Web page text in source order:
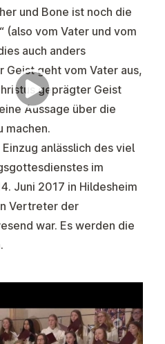
und Bone ist noch die
(also vom Vater und vom
auch anders
Geist geht vom Vater aus,
geprägter Geist
Aussage über die
machen.
anlässlich des viel
im
Juni 2017 in Hildesheim
Vertreter der
war. Es werden die